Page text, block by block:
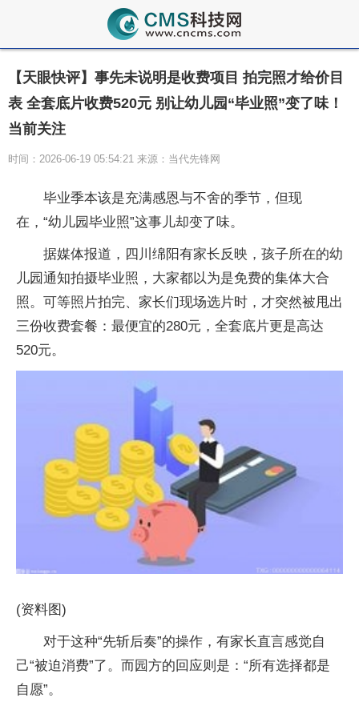
【天眼快评】事先未说明是收费项目 拍完照才给价目
表 全套底片收费520元 别让幼儿园“毕业照”变了味！
当前关注
时间：2026-06-19 05:54:21 来源：当代先锋网
毕业季本该是充满感恩与不舍的季节，但现
在，“幼儿园毕业照”这事儿却变了味。
据媒体报道，四川绵阳有家长反映，孩子所在的幼
儿园通知拍摄毕业照，大家都以为是免费的集体大合
照。可等照片拍完、家长们现场选片时，才突然被甩出
三份收费套餐：最便宜的280元，全套底片更是高达
520元。
(资料图)
对于这种“先斩后奏”的操作，有家长直言感觉自
己“被迫消费”了。而园方的回应则是：“所有选择都是
自愿”。